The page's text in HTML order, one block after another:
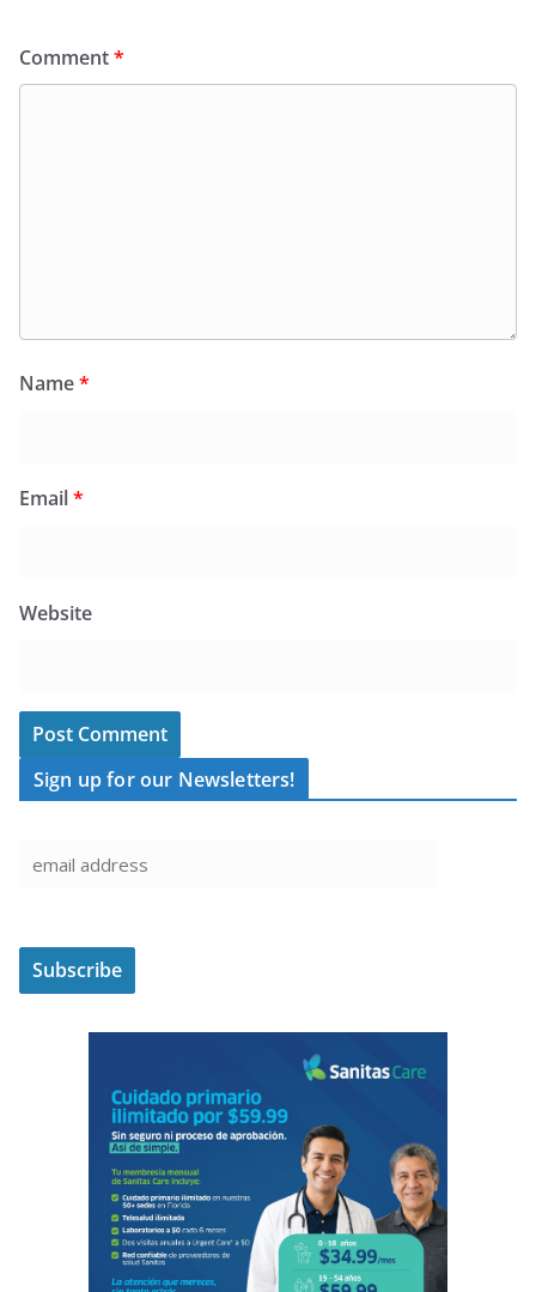
Comment*
Name*
Email*
Website
Sign up for our Newsletters!